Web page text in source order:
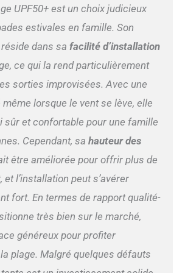
filtrer 98 % des rayons
ultraviolets nocifs, afin de
humain. En outre,
l'extrémité du poteau en
conique, et le tube en
aluminium est épais de 16
plage vous protégera aussi
bien les jours ensoleillés que
accessoires inclus : notre
ensemble de pare-soleil de
couverture de plage
imperméable
supplémentaire de 2,1 x 2,1
m et 4 petits piquets pour
tapis. Le paquet d'origine
contient 3 toiles de plage de
UPF50+ est un choix judicieux
estivales en famille. Son
dans sa facilité d’installation
ce qui la rend particulièrement
sorties improvisées. Avec une
lorsque le vent se lève, elle
sûr et confortable pour une famille
Cependant, sa hauteur des
être améliorée pour offrir plus de
l’installation peut s’avérer
fort. En termes de rapport qualité-
très bien sur le marché,
généreux pour profiter
plage. Malgré quelques défauts